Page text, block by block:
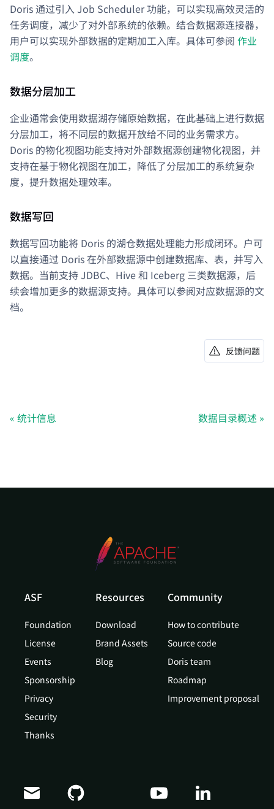
Doris 通过引入 Job Scheduler 功能，可以实现高效灵活的
任务调度，减少了对外部系统的依赖。结合数据源连接器，
用户可以实现外部数据的定期加工入库。具体可参阅 作业
调度。
数据分层加工
企业通常会使用数据湖存储原始数据，在此基础上进行数据
分层加工，将不同层的数据开放给不同的业务需求方。
Doris 的物化视图功能支持对外部数据源创建物化视图，并
支持在基于物化视图在加工，降低了分层加工的系统复杂
度，提升数据处理效率。
数据写回
数据写回功能将 Doris 的湖仓数据处理能力形成闭环。户可
以直接通过 Doris 在外部数据源中创建数据库、表，并写入
数据。当前支持 JDBC、Hive 和 Iceberg 三类数据源，后
续会增加更多的数据源支持。具体可以参阅对应数据源的文
档。
反馈问题
统计信息 数据目录概述
ASF
Foundation
License
Events
Sponsorship
Privacy
Security
Thanks
Resources
Download
Brand Assets
Blog
Community
How to contribute
Source code
Doris team
Roadmap
Improvement proposal